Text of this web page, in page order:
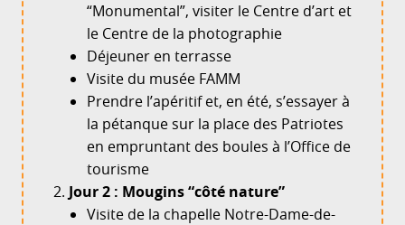
“Monumental”, visiter le Centre d’art et
le Centre de la photographie
Déjeuner en terrasse
Visite du musée FAMM
Prendre l’apéritif et, en été, s’essayer à
la pétanque sur la place des Patriotes
en empruntant des boules à l’Office de
tourisme
Jour 2 : Mougins “côté nature”
Visite de la chapelle Notre-Dame-de-